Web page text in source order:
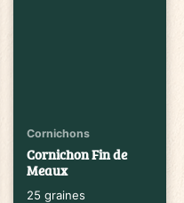
Cornichons
Cornichon Fin de
Meaux
25 graines